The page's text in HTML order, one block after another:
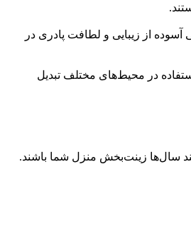
از زیبایی و لطافت پادری در
در محیط‌های مختلف تبدیل
سال‌ها زینت‌بخش منزل شما باشند.